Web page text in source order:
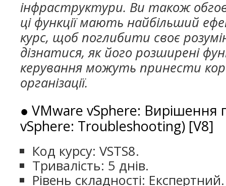
інфраструктури. Ви також
ці функції мають найбільший
курс, щоб поглибити своє
дізнатися, як його розширені
керування можуть принести
організації.
● VMware vSphere: Вирішення
vSphere: Troubleshooting) [V8]
Код курсу: VSTS8.
Тривалість: 5 днів.
Рівень складності: Експертний.